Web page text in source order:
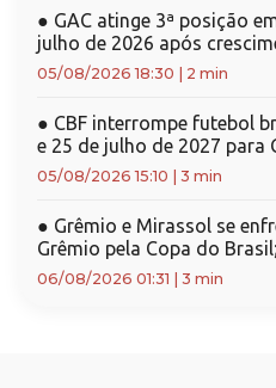
● GAC atinge 3ª posição
julho de 2026 após
05/08/2026 18:30 2 min
● CBF interrompe futebol
e 25 de julho de 2027 para
05/08/2026 15:10 3 min
● Grêmio e Mirassol se
Grêmio pela Copa do
06/08/2026 01:31 3 min